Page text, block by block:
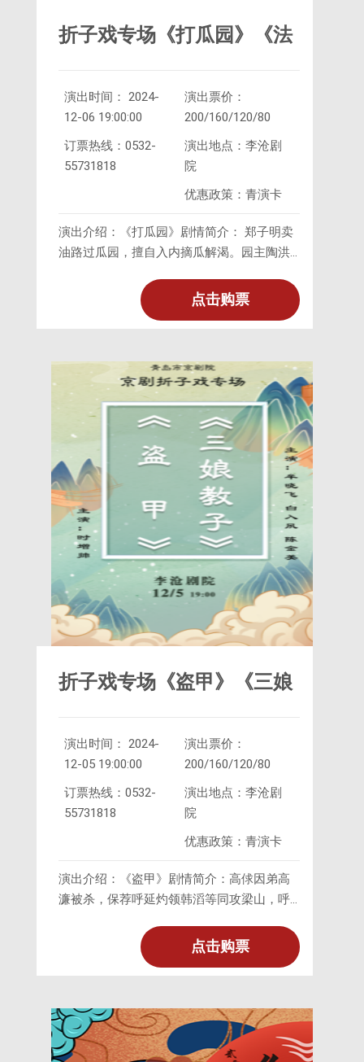
折子戏专场《打瓜园》《法
场换子》
演出时间： 2024-
12-06 19:00:00
订票热线：0532-
55731818
演出票价：
200/160/120/80
演出地点：李沧剧
院
优惠政策：青演卡
演出介绍：《打瓜园》剧情简介： 郑子明卖
油路过瓜园，擅自入内摘瓜解渴。园主陶洪
子明，陶洪闻讯赶到。郑子明见陶
点击购票
折子戏专场《盗甲》《三娘
教子》
演出时间： 2024-
12-05 19:00:00
订票热线：0532-
55731818
演出票价：
200/160/120/80
演出地点：李沧剧
院
优惠政策：青演卡
演出介绍：《盗甲》剧情简介：高俅因弟高
濂被杀，保荐呼延灼领韩滔等同攻梁山，呼
此马。吴用计遣时迁入东京，夜
点击购票